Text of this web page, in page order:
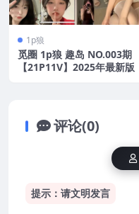
1p狼
觅圈 1p狼 趣岛 NO.003期
【21P11V】2025年最新版
评论(0)
提示：请文明发言